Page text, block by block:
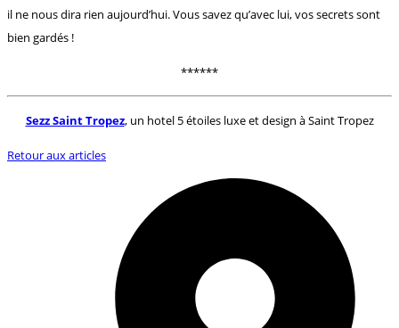
il ne nous dira rien aujourd’hui. Vous savez qu’avec lui, vos secrets sont
bien gardés !
******
Sezz Saint Tropez, un hotel 5 étoiles luxe et design à Saint Tropez
Retour aux articles